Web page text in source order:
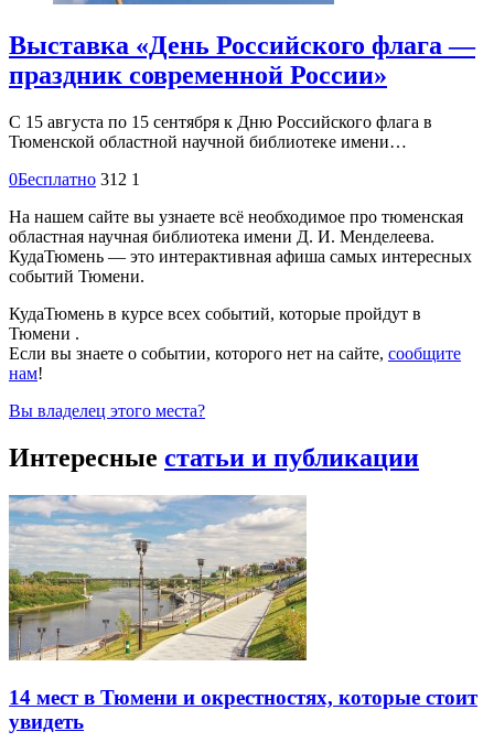
Выставка «День Российского флага —
праздник современной России»
С 15 августа по 15 сентября к Дню Российского флага в
Тюменской областной научной библиотеке имени…
0Бесплатно 312 1
На нашем сайте вы узнаете всё необходимое про тюменская
областная научная библиотека имени Д. И. Менделеева.
КудаТюмень — это интерактивная афиша самых интересных
событий Тюмени.
КудаТюмень в курсе всех событий, которые пройдут в
Тюмени .
Если вы знаете о событии, которого нет на сайте, сообщите
нам!
Вы владелец этого места?
Интересные статьи и публикации
14 мест в Тюмени и окрестностях, которые стоит
увидеть